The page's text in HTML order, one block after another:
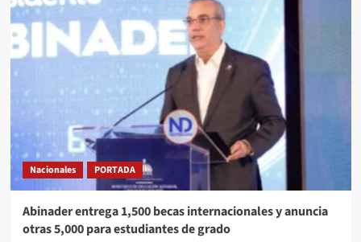
Nacionales PORTADA
Abinader entrega 1,500 becas internacionales y anuncia
otras 5,000 para estudiantes de grado